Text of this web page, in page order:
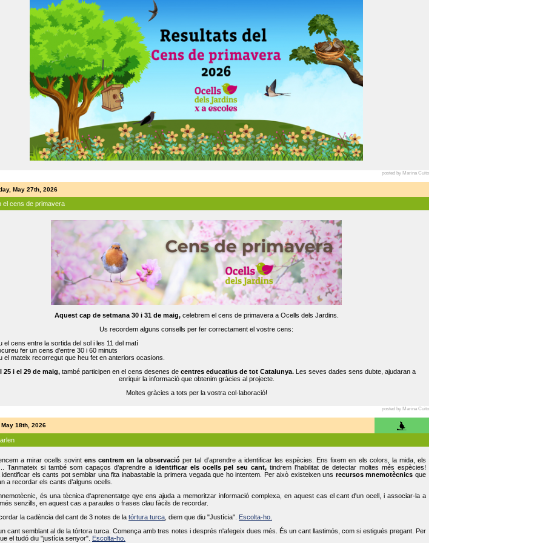
posted by Marina Cuito
May 27th, 2026
el cens de primavera
Aquest cap de setmana 30 i 31 de maig,celebrem el cens de primavera a Ocells dels Jardins.
Us recordem alguns consells per fer correctament el vostre cens:
el cens entre la sortida del sol i les 11 del matí
fer un cens d'entre 30 i 60 minuts
el mateix recorregut que heu fet en anteriors ocasions.
25 i el 29 de maig,també participen en el cens desenes de centres educatius de tot Catalunya.Les seves dades sens dubte, ajudaran a
enriquir la informació que obtenim gràcies al projecte.
Moltes gràcies a tots per la vostra col·laboració!
posted by Marina Cuito
May 18th, 2026
a mirar ocells sovint ens centrem en la observació per tal d’aprendre a identificar les espècies. Ens fixem en els colors, la mida, els
Tanmateix si també som capaços d’aprendre a identificar els ocells pel seu cant, tindrem l'habilitat de detectar moltes més espècies!
els cants pot semblar una fita inabastable la primera vegada que ho intentem. Per això existeixen uns recursos mnemotècnics que
a recordar els cants d’alguns ocells.
és una tècnica d'aprenentatge qye ens ajuda a memoritzar informació complexa, en aquest cas el cant d'un ocell, i associar-la a
senzills, en aquest cas a paraules o frases clau fàcils de recordar.
la cadència del cant de 3 notes de la tórtura turca , diem que diu "Justícia".
Escolta-ho.
cant semblant al de la tórtora turca. Comença amb tres notes i després n'afegeix dues més. És un cant llastimós, com si estigués pregant. Per
el tudó diu "justícia senyor".
Escolta-ho.